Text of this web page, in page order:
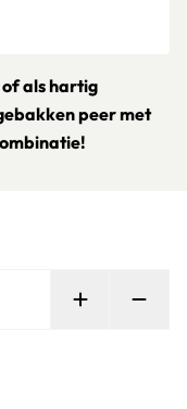
als hartig
peer met
Persoon